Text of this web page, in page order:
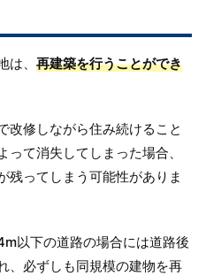
、 再建築を行うことができ
改修しながら住み続けること
て消失してしまった場合、
残ってしまう可能性がありま
以下の道路の場合には道路後
、必ずしも同規模の建物を再